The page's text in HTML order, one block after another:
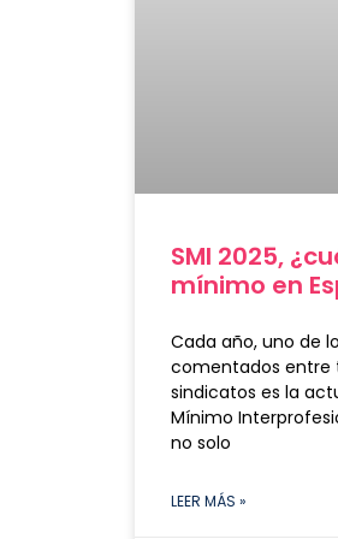
SMI 2025,
mínimo en
Cada año, uno de
comentados entre
sindicatos es la
Mínimo
no solo
LEER MÁS »